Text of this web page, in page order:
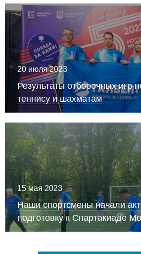
20 июля 2023
Результаты отборочных игр
теннису и шахматам
15 мая 2023
Наши спортсмены начали
подготовку к Спартакиаде